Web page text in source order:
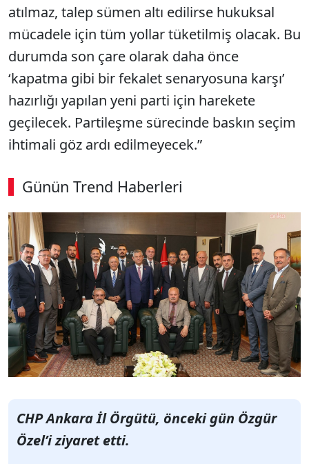
atılmaz, talep sümen altı edilirse hukuksal
mücadele için tüm yollar tüketilmiş olacak. Bu
durumda son çare olarak daha önce
‘kapatma gibi bir fekalet senaryosuna karşı’
hazırlığı yapılan yeni parti için harekete
geçilecek. Partileşme sürecinde baskın seçim
ihtimali göz ardı edilmeyecek.”
Günün Trend Haberleri
CHP Ankara İl Örgütü, önceki gün Özgür
Özel’i ziyaret etti.